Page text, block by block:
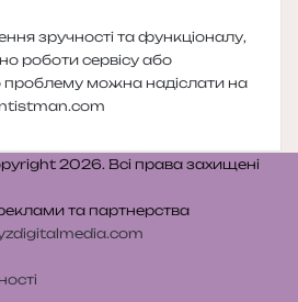
зручності та функціоналу,
роботи сервісу або
проблему можна надіслати на
2026. Всі права захищені
та партнерства